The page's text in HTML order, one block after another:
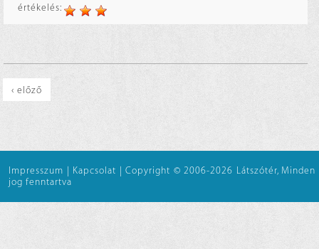
értékelés:
‹ előző
Impresszum Kapcsolat
Copyright © 2006-2026 Látszótér, Minden
jog fenntartva